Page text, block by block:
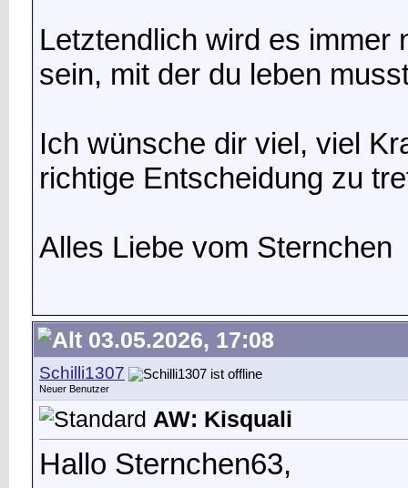
Letztendlich wird es immer
sein, mit der du leben
Ich wünsche dir viel, viel
richtige Entscheidung zu
Alles Liebe vom Sternchen
03.05.2026, 17:08
Schilli1307
Neuer Benutzer
AW: Kisquali
Hallo Sternchen63,